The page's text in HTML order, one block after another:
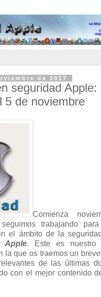
de 2017
seguridad Apple:
5 de noviembre
Comienza
seguimos trabajando
el ámbito de la
Apple. Este es
la que os traemos un
de las últimas
con el mejor contenido